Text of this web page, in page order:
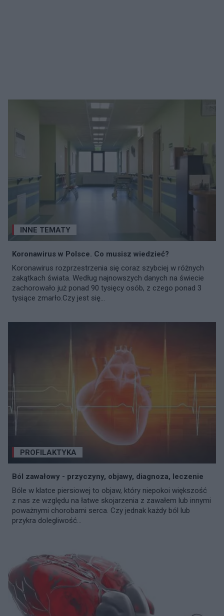
INNE TEMATY
Koronawirus w Polsce. Co musisz wiedzieć?
Koronawirus rozprzestrzenia się coraz szybciej w różnych
zakątkach świata. Według najnowszych danych na świecie
zachorowało już ponad 90 tysięcy osób, z czego ponad 3
tysiące zmarło.Czy jest się...
PROFILAKTYKA
Ból zawałowy - przyczyny, objawy, diagnoza, leczenie
Bóle w klatce piersiowej to objaw, który niepokoi większość
z nas ze względu na łatwe skojarzenia z zawałem lub innymi
poważnymi chorobami serca. Czy jednak każdy ból lub
przykra dolegliwość...